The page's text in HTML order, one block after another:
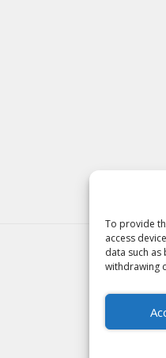
To provide
access
data such
withdrawing